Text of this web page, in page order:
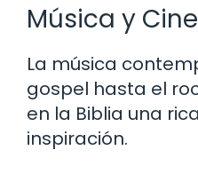
Música y Cine
La música
gospel hasta el
en la Biblia una
inspiración.